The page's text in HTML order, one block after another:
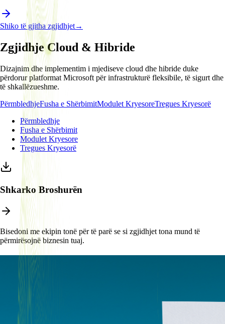
Shiko të gjitha zgjidhjet→
Zgjidhje Cloud & Hibride
Dizajnim dhe implementim i mjediseve cloud dhe hibride duke
përdorur platformat Microsoft për infrastrukturë fleksibile, të sigurt dhe
të shkallëzueshme.
PërmbledhjeFusha e ShërbimitModulet KryesoreTregues Kryesorë
Përmbledhje
Fusha e Shërbimit
Modulet Kryesore
Tregues Kryesorë
Shkarko Broshurën
Bisedoni me ekipin tonë për të parë se si zgjidhjet tona mund të
përmirësojnë biznesin tuaj.